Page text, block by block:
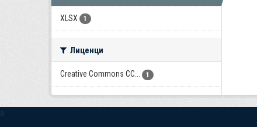
XLSX 1
Лиценци
Creative Commons CC... 1
a